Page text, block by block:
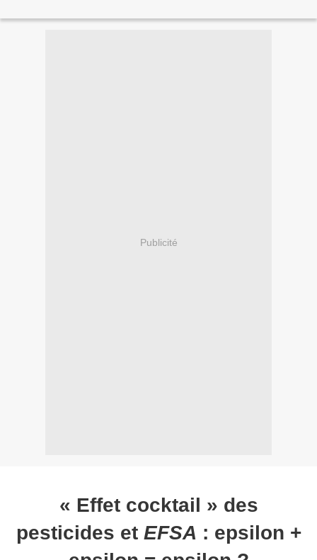
Publicité
« Effet cocktail » des
pesticides et EFSA : epsilon +